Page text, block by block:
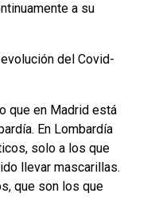
a su
del Covid-
que en Madrid está
En Lombardía
solo a los que
llevar mascarillas.
que son los que